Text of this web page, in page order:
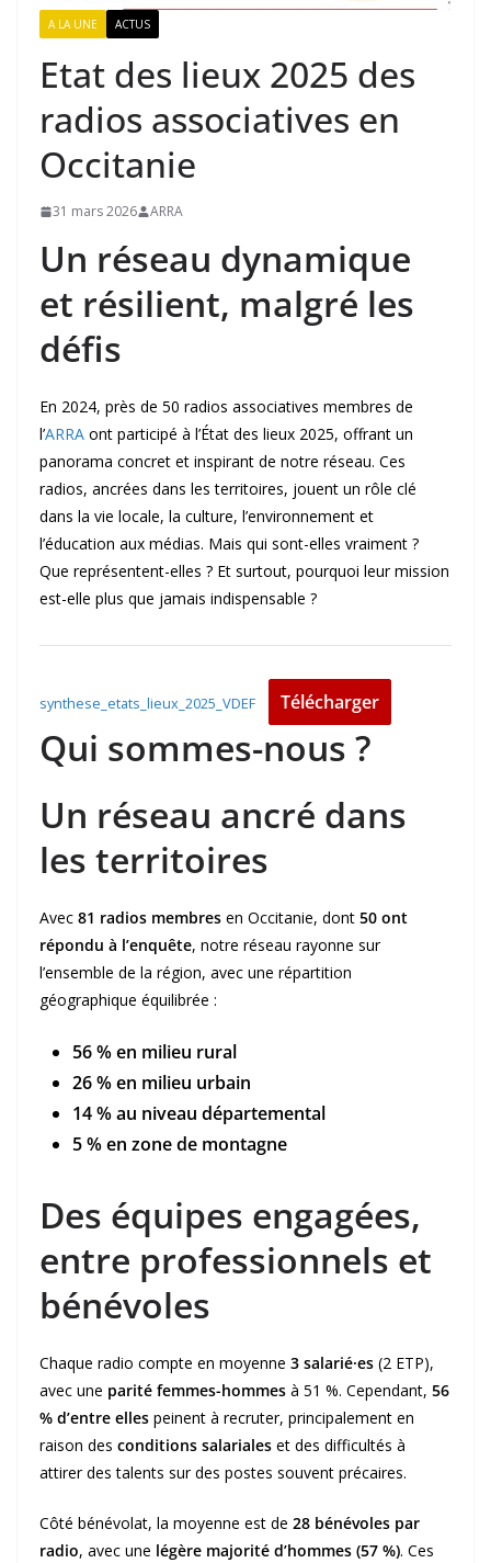
A LA UNE ACTUS
Etat des lieux 2025 des
radios associatives en
Occitanie
31 mars 2026 ARRA
Un réseau dynamique
et résilient, malgré les
défis
En 2024, près de 50 radios associatives membres de
l’ARRA ont participé à l’État des lieux 2025, offrant un
panorama concret et inspirant de notre réseau. Ces
radios, ancrées dans les territoires, jouent un rôle clé
dans la vie locale, la culture, l’environnement et
l’éducation aux médias. Mais qui sont-elles vraiment ?
Que représentent-elles ? Et surtout, pourquoi leur mission
est-elle plus que jamais indispensable ?
synthese_etats_lieux_2025_VDEF Télécharger
Qui sommes-nous ?
Un réseau ancré dans
les territoires
Avec 81 radios membres en Occitanie, dont 50 ont
répondu à l’enquête, notre réseau rayonne sur
l’ensemble de la région, avec une répartition
géographique équilibrée :
56 % en milieu rural
26 % en milieu urbain
14 % au niveau départemental
5 % en zone de montagne
Des équipes engagées,
entre professionnels et
bénévoles
Chaque radio compte en moyenne 3 salarié·es (2 ETP),
avec une parité femmes-hommes à 51 %. Cependant, 56
% d’entre elles peinent à recruter, principalement en
raison des conditions salariales et des difficultés à
attirer des talents sur des postes souvent précaires.
Côté bénévolat, la moyenne est de 28 bénévoles par
radio, avec une légère majorité d’hommes (57 %). Ces